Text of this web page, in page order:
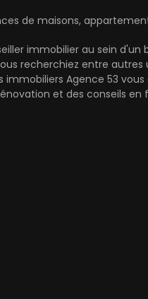
de maisons,
immobilier au sein
recherchiez entre
immobiliers Agence 53
et des conseils